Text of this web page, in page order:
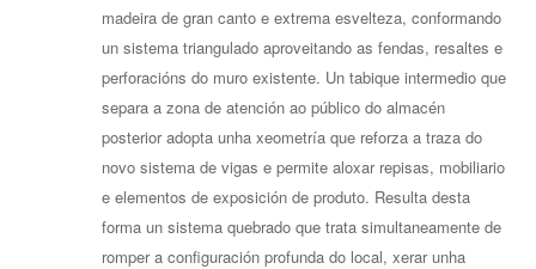
madeira de gran canto e extrema esvelteza, conformando
un sistema triangulado aproveitando as fendas, resaltes e
perforacións do muro existente. Un tabique intermedio que
separa a zona de atención ao público do almacén
posterior adopta unha xeometría que reforza a traza do
novo sistema de vigas e permite aloxar repisas, mobiliario
e elementos de exposición de produto. Resulta desta
forma un sistema quebrado que trata simultaneamente de
romper a configuración profunda do local, xerar unha